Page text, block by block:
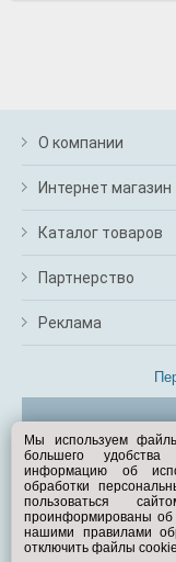
О компании
Интернет магазин
Каталог товаров
Партнерство
Реклама
Мы используем
большего
информацию об
обработки
пользоваться
проинформированы об
нашими правилами
отключить файлы